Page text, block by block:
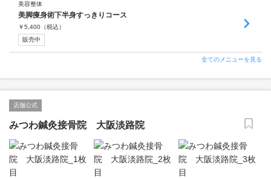
美容整体
美脚痩身術下半身すっきりコース
￥5,400 （税込）
販売中
全てのメニューを見る
店舗公式
みつわ鍼灸接骨院 大阪淡路院